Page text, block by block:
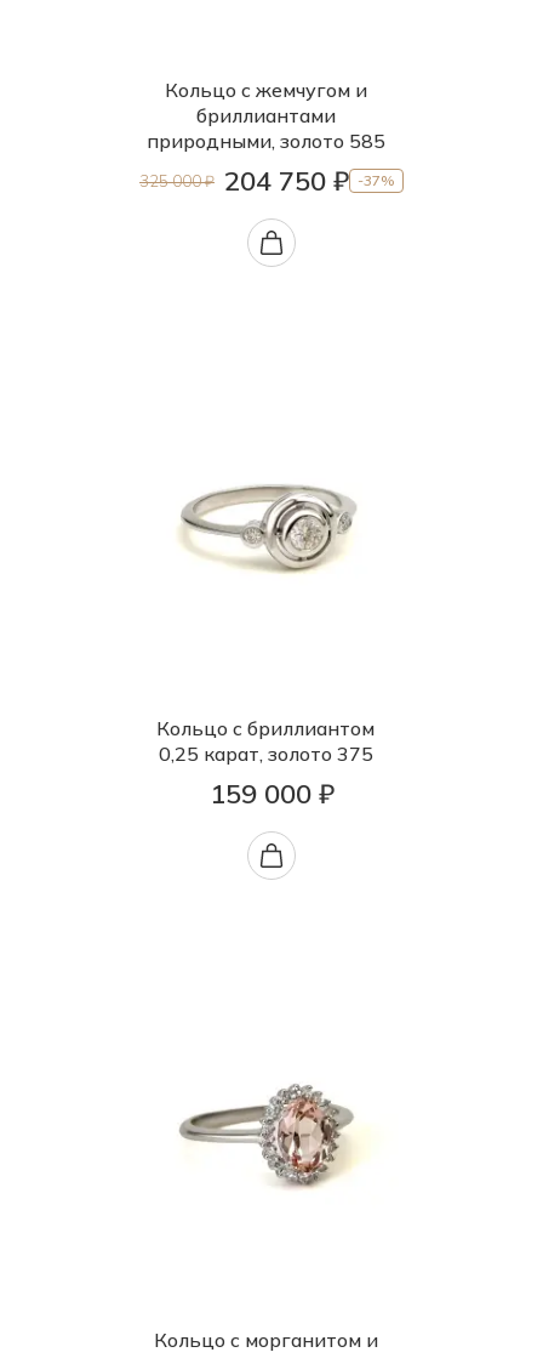
Кольцо с жемчугом и
бриллиантами
природными, золото 585
325 000 ₽ 204 750 ₽ -37%
Кольцо с бриллиантом
0,25 карат, золото 375
159 000 ₽
Кольцо с морганитом и